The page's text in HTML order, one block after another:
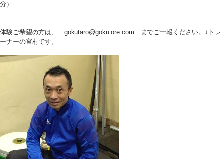
分）
体験ご希望の方は、 gokutaro@gokutore.com までご一報ください。↓トレ
ーナーの宮村です。